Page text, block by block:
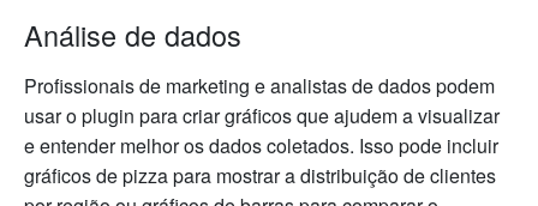
Análise de dados
Profissionais de marketing e analistas de dados podem
usar o plugin para criar gráficos que ajudem a visualizar
e entender melhor os dados coletados. Isso pode incluir
gráficos de pizza para mostrar a distribuição de clientes